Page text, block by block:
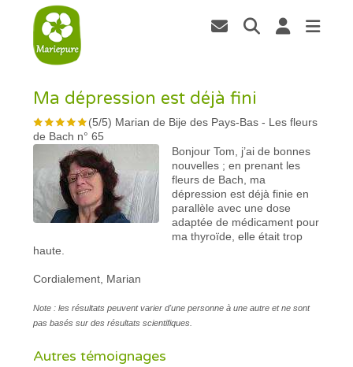
Ma dépression est déjà fini
(5/5) Marian de Bije des Pays-Bas - Les fleurs
de Bach n° 65
Bonjour Tom, j’ai de bonnes
nouvelles ; en prenant les
fleurs de Bach, ma
dépression est déjà finie en
parallèle avec une dose
adaptée de médicament pour
ma thyroïde, elle était trop
haute.
Cordialement, Marian
Note : les résultats peuvent varier d'une personne à une autre et ne sont
pas basés sur des résultats scientifiques.
Autres témoignages